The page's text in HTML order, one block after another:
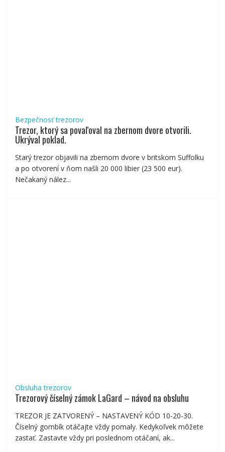
Bezpečnosť trezorov
Trezor, ktorý sa povaľoval na zbernom dvore otvorili.
Ukrýval poklad.
Starý trezor objavili na zbernom dvore v britskom Suffolku
a po otvorení v ňom našli 20 000 libier (23 500 eur).
Nečakaný nález...
Obsluha trezorov
Trezorový číselný zámok LaGard – návod na obsluhu
TREZOR JE ZATVORENÝ – NASTAVENÝ KÓD 10-20-30.
Číselný gombík otáčajte vždy pomaly. Kedykoľvek môžete
zastať. Zastavte vždy pri poslednom otáčaní, ak...